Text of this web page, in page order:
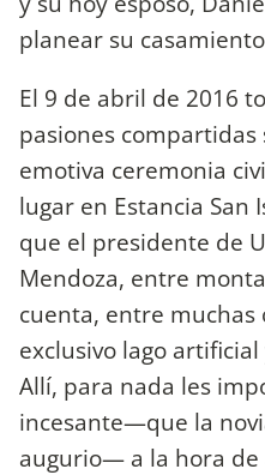
planear su
El 9 de abril de 2016
pasiones
emotiva ceremonia
lugar en Estancia
que el presidente de
Mendoza, entre
cuenta, entre muchas
exclusivo lago
Allí, para nada les
incesante—que la
augurio— a la hora de